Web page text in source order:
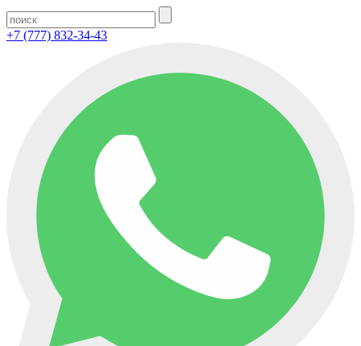
+7 (777) 832-34-43